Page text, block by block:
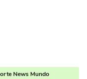
News Mundo